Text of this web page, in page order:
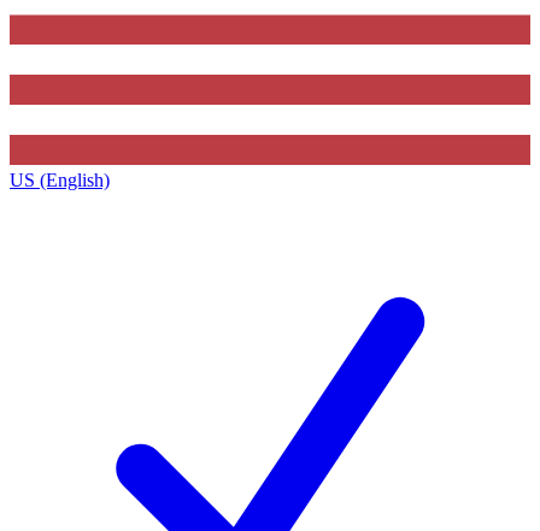
US (English)